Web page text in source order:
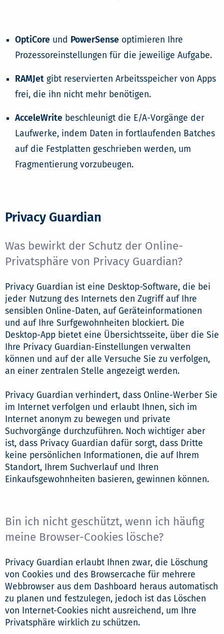
OptiCore und PowerSense optimieren Ihre
Prozessoreinstellungen für die jeweilige Aufgabe.
RAMJet gibt reservierten Arbeitsspeicher von Apps
frei, die ihn nicht mehr benötigen.
AcceleWrite beschleunigt die E/A-Vorgänge der
Laufwerke, indem Daten in fortlaufenden Batches
auf die Festplatten geschrieben werden, um
Fragmentierung vorzubeugen.
Privacy Guardian
Was bewirkt der Schutz der Online-
Privatsphäre von Privacy Guardian?
Privacy Guardian ist eine Desktop-Software, die bei
jeder Nutzung des Internets den Zugriff auf Ihre
sensiblen Online-Daten, auf Geräteinformationen
und auf Ihre Surfgewohnheiten blockiert. Die
Desktop-App bietet eine Übersichtsseite, über die Sie
Ihre Privacy Guardian-Einstellungen verwalten
können und auf der alle Versuche Sie zu verfolgen,
an einer zentralen Stelle angezeigt werden.
Privacy Guardian verhindert, dass Online-Werber Sie
im Internet verfolgen und erlaubt Ihnen, sich im
Internet anonym zu bewegen und private
Suchvorgänge durchzuführen. Noch wichtiger aber
ist, dass Privacy Guardian dafür sorgt, dass Dritte
keine persönlichen Informationen, die auf Ihrem
Standort, Ihrem Suchverlauf und Ihren
Einkaufsgewohnheiten basieren, gewinnen können.
Bin ich nicht geschützt, wenn ich häufig
meine Browser-Cookies lösche?
Privacy Guardian erlaubt Ihnen zwar, die Löschung
von Cookies und des Browsercache für mehrere
Webbrowser aus dem Dashboard heraus automatisch
zu planen und festzulegen, jedoch ist das Löschen
von Internet-Cookies nicht ausreichend, um Ihre
Privatsphäre wirklich zu schützen.